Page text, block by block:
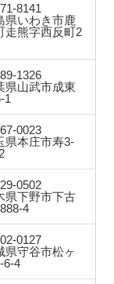
8141
県いわき市鹿
走熊字西反町2
1326
県山武市成東
1
0023
県本庄市寿3-
0502
県下野市下古
4
0127
県守谷市松ヶ
6-4